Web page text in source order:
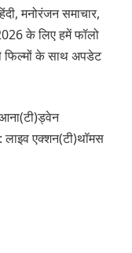
मनोरंजन समाचार,
के लिए हमें फॉलो
फिल्मों के साथ अपडेट
लाइव एक्शन(टी)थॉमस